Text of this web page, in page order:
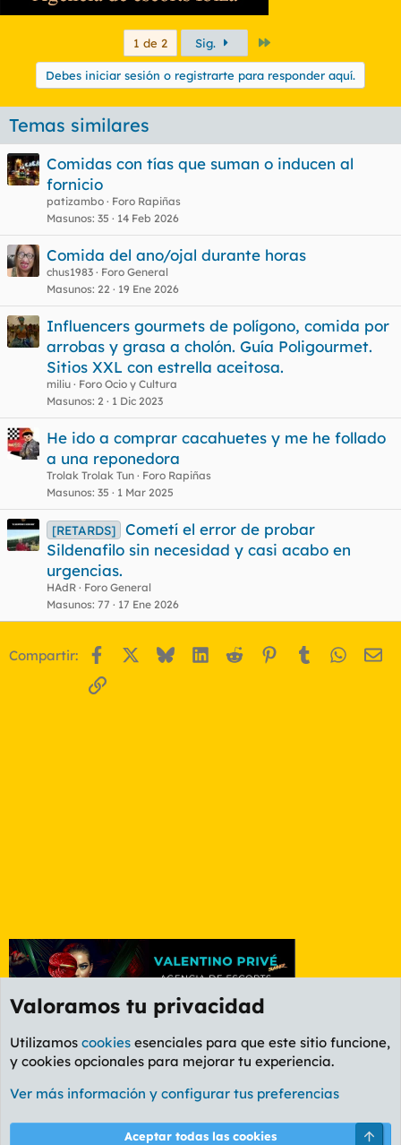
1 de 2 Sig.
Debes iniciar sesión o registrarte para responder aquí.
Temas similares
Comidas con tías que suman o inducen al
fornicio
patizambo
Foro Rapiñas
Masunos 35 14 Feb 2026
Comida del ano/ojal durante horas
chus1983
Foro General
Masunos 22 19 Ene 2026
Influencers gourmets de polígono, comida por
arrobas y grasa a cholón. Guía Poligourmet.
Sitios XXL con estrella aceitosa.
miliu
Foro Ocio y Cultura
Masunos 2 1 Dic 2023
He ido a comprar cacahuetes y me he follado
a una reponedora
Trolak Trolak Tun
Foro Rapiñas
Masunos 35 1 Mar 2025
[RETARDS]
Cometí el error de probar
Sildenafilo sin necesidad y casi acabo en
urgencias.
HAdR
Foro General
Masunos 77 17 Ene 2026
Compartir: Facebook BlueskyLinkedIn
Reddit Pinterest
Tumblr
Enlace
Foro Ocio y Cultura
Cookies
PL OLDSTYLE AMARILLO
Valoramos tu privacidad
Utilizamos cookies esenciales para que este sitio funcione,
y cookies opcionales para mejorar tu experiencia.
Ver más información y configurar tus preferencias
Aceptar todas las cookies